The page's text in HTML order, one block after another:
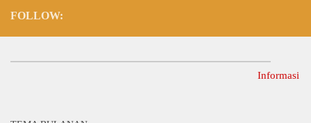
FOLLOW:
Informasi